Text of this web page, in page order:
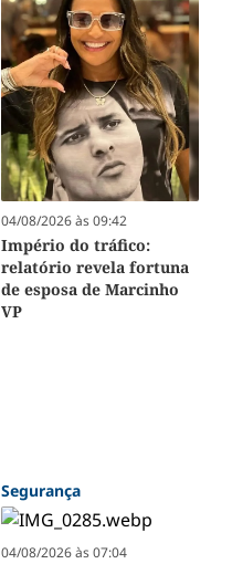
04/08/2026 às 09:42
Império do tráfico:
relatório revela fortuna
de esposa de Marcinho
VP
Segurança
04/08/2026 às 07:04